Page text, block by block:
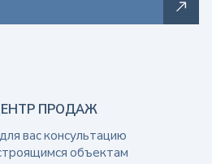
ПРОДАЖ
вас консультацию
объектам